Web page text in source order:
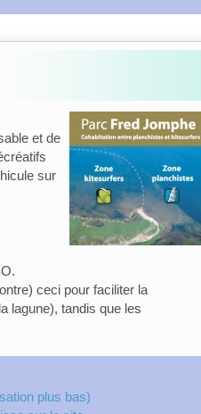
et de
sur
ceci pour faciliter la
lagune), tandis que les
plus bas)